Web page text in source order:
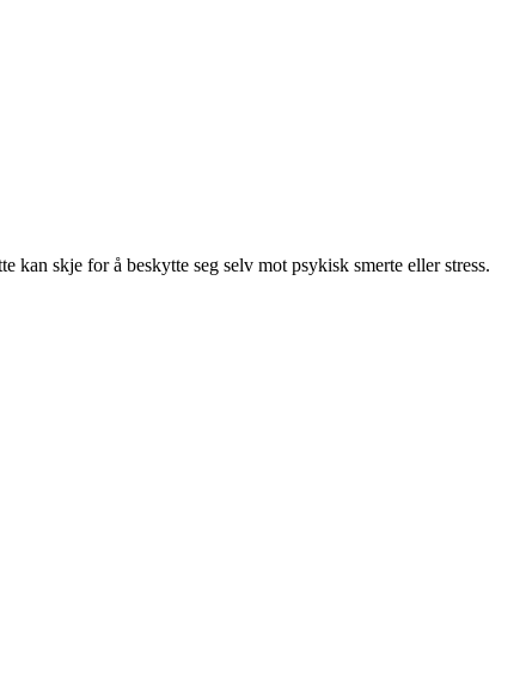
kan skje for å beskytte seg selv mot psykisk smerte eller stress.